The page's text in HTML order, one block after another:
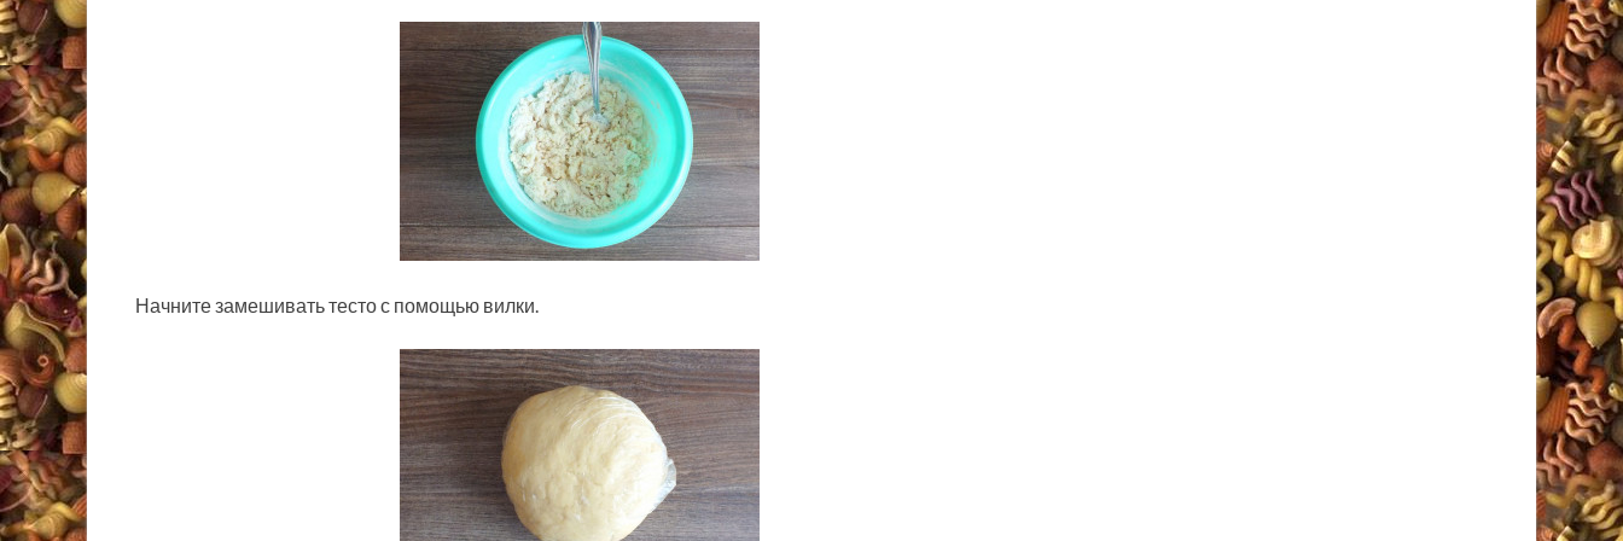
Начните замешивать тесто с помощью вилки.